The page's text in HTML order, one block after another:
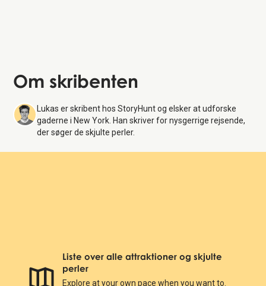
Om skribenten
Lukas er skribent hos StoryHunt og elsker at udforske
gaderne i New York. Han skriver for nysgerrige rejsende,
der søger de skjulte perler.
Liste over alle attraktioner og skjulte
perler
Explore at your own pace when you want to.